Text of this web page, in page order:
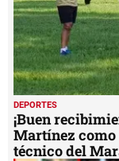
DEPORTES
¡Buen
Martínez
técnico del